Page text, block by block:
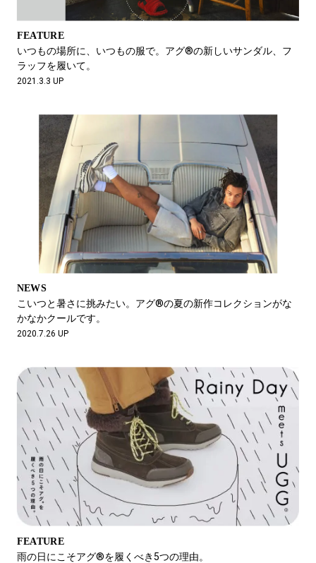
FEATURE
いつもの場所に、いつもの服で。アグ®︎の新しいサンダル、フ
ラッフを履いて。
2021.3.3 UP
NEWS
こいつと暑さに挑みたい。アグ®の夏の新作コレクションがな
かなかクールです。
2020.7.26 UP
FEATURE
雨の日にこそアグ®を履くべき5つの理由。